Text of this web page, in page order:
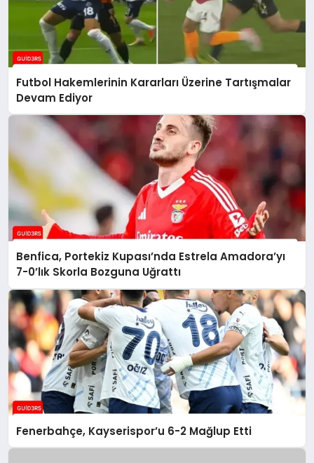
Futbol Hakemlerinin Kararları Üzerine Tartışmalar
Devam Ediyor
Benfica, Portekiz Kupası’nda Estrela Amadora’yı
7-0’lık Skorla Bozguna Uğrattı
Fenerbahçe, Kayserispor’u 6-2 Mağlup Etti